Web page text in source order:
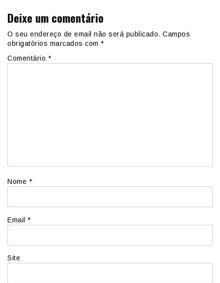
Deixe um comentário
O seu endereço de email não será publicado. Campos
obrigatórios marcados com *
Comentário *
Nome *
Email *
Site